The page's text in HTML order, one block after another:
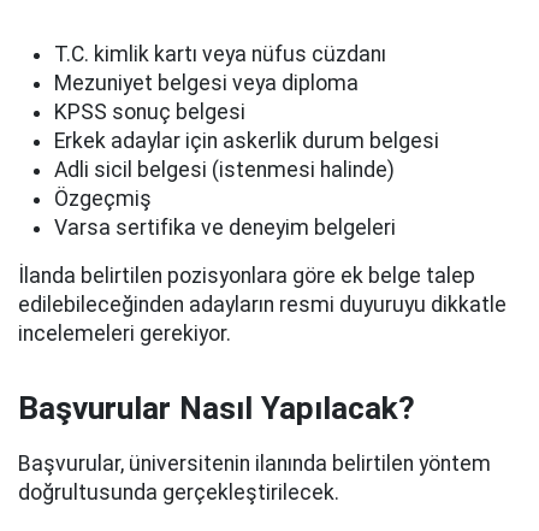
T.C. kimlik kartı veya nüfus cüzdanı
Mezuniyet belgesi veya diploma
KPSS sonuç belgesi
Erkek adaylar için askerlik durum belgesi
Adli sicil belgesi (istenmesi halinde)
Özgeçmiş
Varsa sertifika ve deneyim belgeleri
İlanda belirtilen pozisyonlara göre ek belge talep
edilebileceğinden adayların resmi duyuruyu dikkatle
incelemeleri gerekiyor.
Başvurular Nasıl Yapılacak?
Başvurular, üniversitenin ilanında belirtilen yöntem
doğrultusunda gerçekleştirilecek.